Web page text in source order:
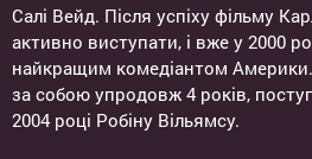
Салі Вейд. Після успіху фільму
активно виступати, і вже у 2000
найкращим комедіантом Америки.
за собою упродовж 4 років,
2004 році Робіну Вільямсу.